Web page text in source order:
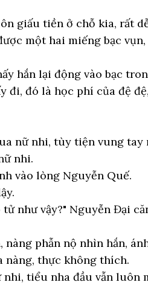
giấu tiền ở chỗ kia, rất
một hai miếng bạc
hắn lại động vào bạc
đi, đó là học phí của đệ
nữ nhi, tùy tiện vung tay
nhi.
vào lòng Nguyễn Quế.
như vậy?" Nguyễn Đại
phẫn nộ nhìn hắn,
nàng, thực không thích.
tiểu nha đầu vẫn luôn